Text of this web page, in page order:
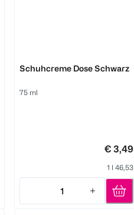
Schuhcreme Dose Schwarz
75 ml
€ 3,49
1 l 46,53
1
Quantity: 1